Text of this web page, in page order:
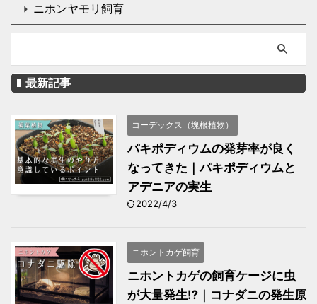
ニホンヤモリ飼育
最新記事
コーデックス（塊根植物）
パキポディウムの発芽率が良く
なってきた｜パキポディウムと
アデニアの実生
2022/4/3
ニホントカゲ飼育
ニホントカゲの飼育ケージに虫
が大量発生⁉｜コナダニの発生原